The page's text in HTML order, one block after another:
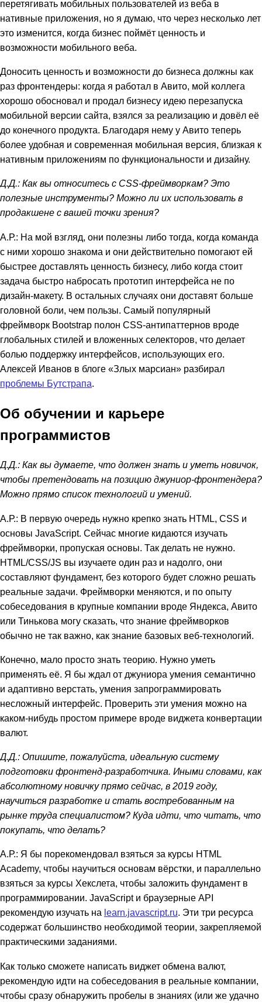
перетягивать мобильных пользователей из веба в
нативные приложения, но я думаю, что через несколько лет
это изменится, когда бизнес поймёт ценность и
возможности мобильного веба.
Доносить ценность и возможности до бизнеса должны как
раз фронтендеры: когда я работал в Авито, мой коллега
хорошо обосновал и продал бизнесу идею перезапуска
мобильной версии сайта, взялся за реализацию и довёл её
до конечного продукта. Благодаря нему у Авито теперь
более удобная и современная мобильная версия, близкая к
нативным приложениям по функциональности и дизайну.
Д.Д.: Как вы относитесь с CSS-фреймворкам? Это
полезные инструменты? Можно ли их использовать в
продакшене с вашей точки зрения?
А.Р.: На мой взгляд, они полезны либо тогда, когда команда
с ними хорошо знакома и они действительно помогают ей
быстрее доставлять ценность бизнесу, либо когда стоит
задача быстро набросать прототип интерфейса не по
дизайн-макету. В остальных случаях они доставят больше
головной боли, чем пользы. Самый популярный
фреймворк Bootstrap полон CSS-антипаттернов вроде
глобальных стилей и вложенных селекторов, что делает
болью поддержку интерфейсов, использующих его.
Алексей Иванов в блоге «Злых марсиан» разбирал
проблемы Бутстрапа.
Об обучении и карьере
программистов
Д.Д.: Как вы думаете, что должен знать и уметь новичок,
чтобы претендовать на позицию джуниор-фронтендера?
Можно прямо список технологий и умений.
А.Р.: В первую очередь нужно крепко знать HTML, CSS и
основы JavaScript. Сейчас многие кидаются изучать
фреймворки, пропуская основы. Так делать не нужно.
HTML/CSS/JS вы изучаете один раз и надолго, они
составляют фундамент, без которого будет сложно решать
реальные задачи. Фреймворки меняются, и по опыту
собеседования в крупные компании вроде Яндекса, Авито
или Тинькова могу сказать, что знание фреймворков
обычно не так важно, как знание базовых веб-технологий.
Конечно, мало просто знать теорию. Нужно уметь
применять её. Я бы ждал от джуниора умения семантично
и адаптивно верстать, умения запрограммировать
несложный интерфейс. Проверить эти умения можно на
каком-нибудь простом примере вроде виджета конвертации
валют.
Д.Д.: Опишите, пожалуйста, идеальную систему
подготовки фронтенд-разработчика. Иными словами, как
абсолютному новичку прямо сейчас, в 2019 году,
научиться разработке и стать востребованным на
рынке труда специалистом? Куда идти, что читать, что
покупать, что делать?
А.Р.: Я бы порекомендовал взяться за курсы HTML
Academy, чтобы научиться основам вёрстки, и параллельно
взяться за курсы Хекслета, чтобы заложить фундамент в
программировании. JavaScript и браузерные API
рекомендую изучать на learn.javascript.ru. Эти три ресурса
содержат большинство необходимой теории, закрепляемой
практическими заданиями.
Как только сможете написать виджет обмена валют,
рекомендую идти на собеседования в реальные компании,
чтобы сразу обнаружить пробелы в знаниях (или же удачно